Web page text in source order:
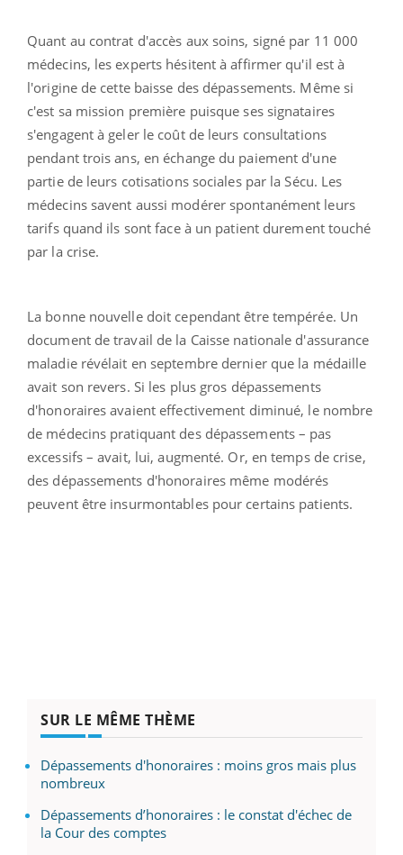
Quant au contrat d'accès aux soins, signé par 11 000
médecins, les experts hésitent à affirmer qu'il est à
l'origine de cette baisse des dépassements. Même si
c'est sa mission première puisque ses signataires
s'engagent à geler le coût de leurs consultations
pendant trois ans, en échange du paiement d'une
partie de leurs cotisations sociales par la Sécu. Les
médecins savent aussi modérer spontanément leurs
tarifs quand ils sont face à un patient durement touché
par la crise.
La bonne nouvelle doit cependant être tempérée. Un
document de travail de la Caisse nationale d'assurance
maladie révélait en septembre dernier que la médaille
avait son revers. Si les plus gros dépassements
d'honoraires avaient effectivement diminué, le nombre
de médecins pratiquant des dépassements – pas
excessifs – avait, lui, augmenté. Or, en temps de crise,
des dépassements d'honoraires même modérés
peuvent être insurmontables pour certains patients.
SUR LE MÊME THÈME
Dépassements d'honoraires : moins gros mais plus
nombreux
Dépassements d’honoraires : le constat d'échec de
la Cour des comptes